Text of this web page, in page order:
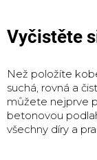
Vyčistěte
Než položíte
suchá, rovná a
můžete nejprve
betonovou
všechny díry a